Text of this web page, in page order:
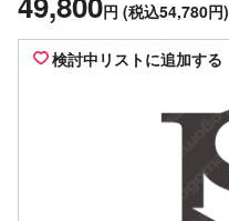
円 (税込54,780円)
検討中リストに追加する